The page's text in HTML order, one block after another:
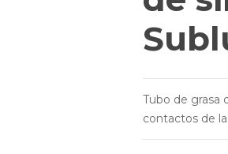
Tubo de grasa
contactos de